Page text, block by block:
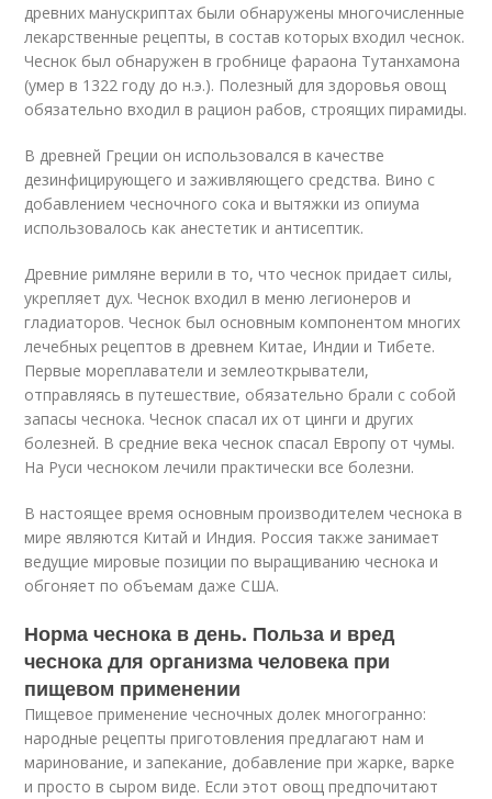
древних манускриптах были обнаружены многочисленные
лекарственные рецепты, в состав которых входил чеснок.
Чеснок был обнаружен в гробнице фараона Тутанхамона
(умер в 1322 году до н.э.). Полезный для здоровья овощ
обязательно входил в рацион рабов, строящих пирамиды.
В древней Греции он использовался в качестве
дезинфицирующего и заживляющего средства. Вино с
добавлением чесночного сока и вытяжки из опиума
использовалось как анестетик и антисептик.
Древние римляне верили в то, что чеснок придает силы,
укрепляет дух. Чеснок входил в меню легионеров и
гладиаторов. Чеснок был основным компонентом многих
лечебных рецептов в древнем Китае, Индии и Тибете.
Первые мореплаватели и землеоткрыватели,
отправляясь в путешествие, обязательно брали с собой
запасы чеснока. Чеснок спасал их от цинги и других
болезней. В средние века чеснок спасал Европу от чумы.
На Руси чесноком лечили практически все болезни.
В настоящее время основным производителем чеснока в
мире являются Китай и Индия. Россия также занимает
ведущие мировые позиции по выращиванию чеснока и
обгоняет по объемам даже США.
Норма чеснока в день. Польза и вред
чеснока для организма человека при
пищевом применении
Пищевое применение чесночных долек многогранно:
народные рецепты приготовления предлагают нам и
маринование, и запекание, добавление при жарке, варке
и просто в сыром виде. Если этот овощ предпочитают